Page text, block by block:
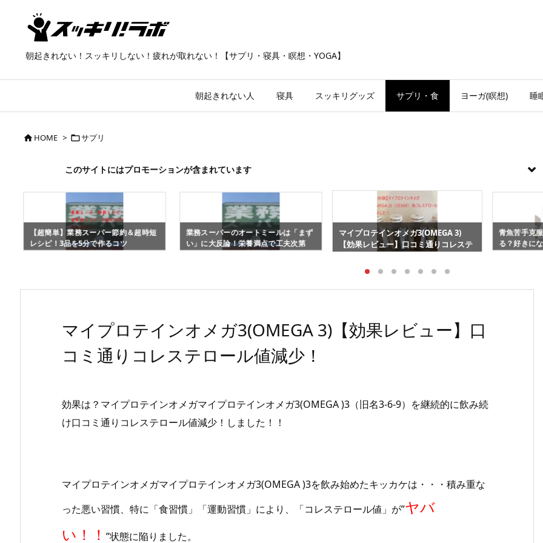
朝起きれない！スッキリしない！疲れが取れない！【サプリ・寝具・瞑想・YOGA】
朝起きれない人 寝具 スッキリグッズ サプリ・食 ヨーガ(瞑想) 睡
HOME > サプリ
このサイトにはプロモーションが含まれています
【超簡単】業務スーパー節約＆超時短
レシピ！3品を5分で作るコツ
業務スーパーのオートミールは「まず
い」に大反論！栄養満点で工夫次第
マイプロテインオメガ3(OMEGA 3)
【効果レビュー】口コミ通りコレステ
ロール値減少！
青魚苦手克
る？好きに
マイプロテインオメガ3(OMEGA 3)【効果レビュー】口
コミ通りコレステロール値減少！
効果は？マイプロテインオメガマイプロテインオメガ3(OMEGA )3（旧名3-6-9）を継続的に飲み続
け口コミ通りコレステロール値減少！しました！！
マイプロテインオメガマイプロテインオメガ3(OMEGA )3を飲み始めたキッカケは・・・積み重な
った悪い習慣、特に「食習慣」「運動習慣」により、「コレステロール値」が”ヤバ
い！！ ”状態に陥りました。